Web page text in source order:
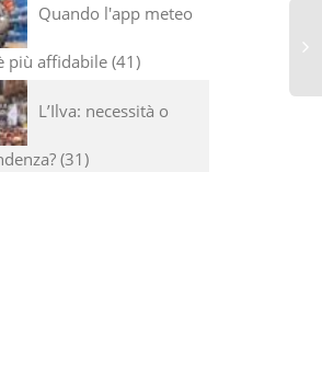
Quando l'app meteo
più affidabile 41
L’Ilva: necessità o
31